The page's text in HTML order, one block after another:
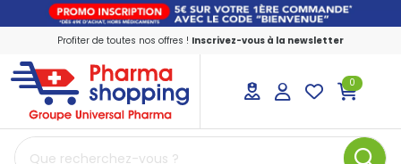
Profiter de toutes nos offres ! Inscrivez-vous à la newsletter
PharmaShopping Votre pharmacie en
0